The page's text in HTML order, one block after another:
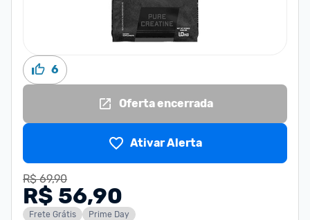
6
Oferta encerrada
Ativar Alerta
R$ 69,90
R$ 56,90
Frete Grátis Prime Day